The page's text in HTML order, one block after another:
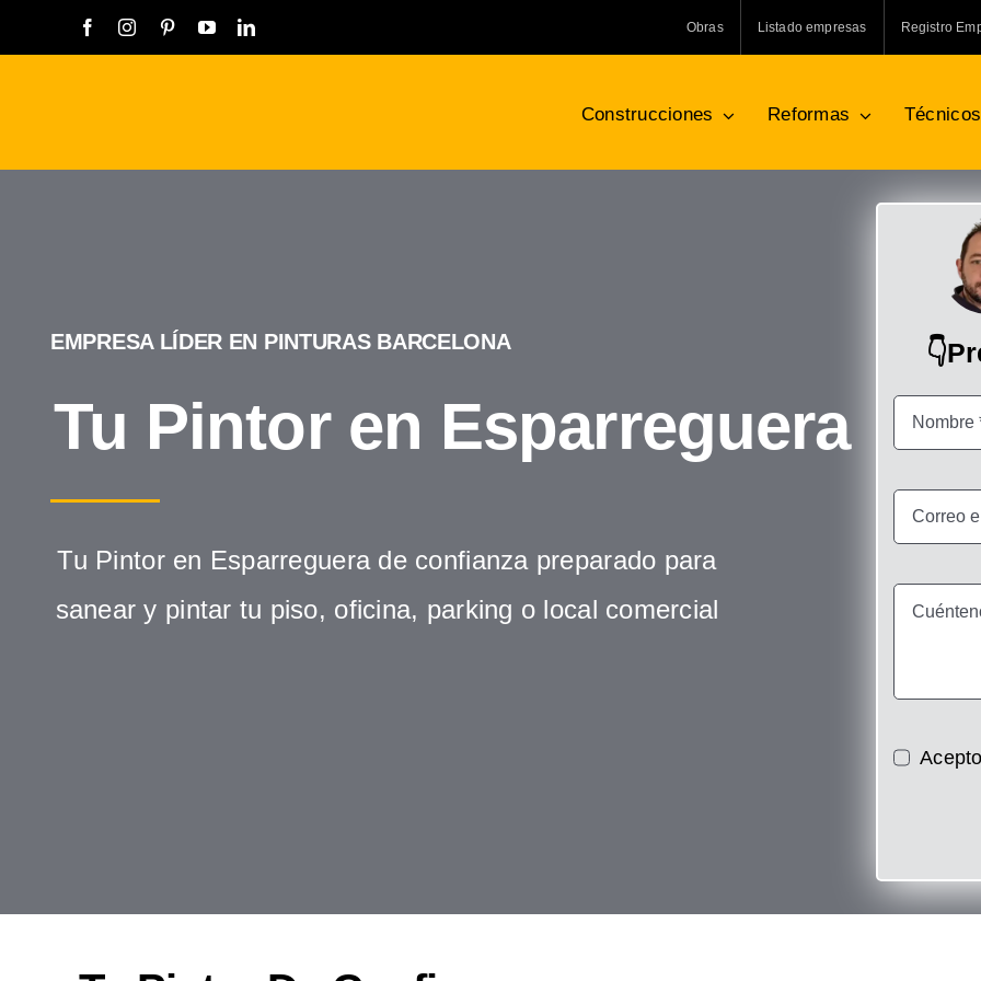
al
Obras Listado empresas Registro
Construcciones Reformas Técnicos
EMPRESA LÍDER EN PINTURAS BARCELONA
Tu Pintor en Esparreguera
Tu Pintor en Esparreguera de confianza preparado para
sanear y pintar tu piso, oficina, parking o local comercial